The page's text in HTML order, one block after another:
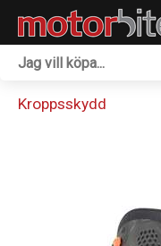
Kroppsskydd